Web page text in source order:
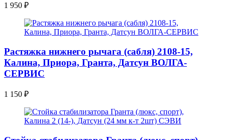
1 950 ₽
Растяжка нижнего рычага (сабля) 2108-15,
Калина, Приора, Гранта, Датсун ВОЛГА-
СЕРВИС
1 150 ₽